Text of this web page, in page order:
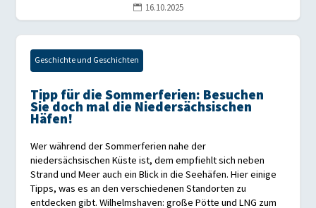
 16.10.2025
Geschichte und Geschichten
Tipp für die Sommerferien: Besuchen
Sie doch mal die Niedersächsischen
Häfen!
Wer während der Sommerferien nahe der
niedersächsischen Küste ist, dem empfiehlt sich neben
Strand und Meer auch ein Blick in die Seehäfen. Hier einige
Tipps, was es an den verschiedenen Standorten zu
entdecken gibt. Wilhelmshaven: große Pötte und LNG zum